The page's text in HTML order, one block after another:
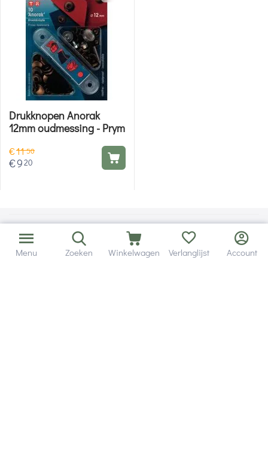
Drukknopen Anorak
12mm oudmessing - Prym
€1150
€920
Menu Zoeken Winkelwagen Verlanglijst Account